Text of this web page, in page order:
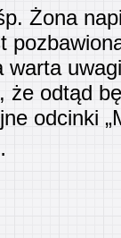
Żona
odtąd
odcinki